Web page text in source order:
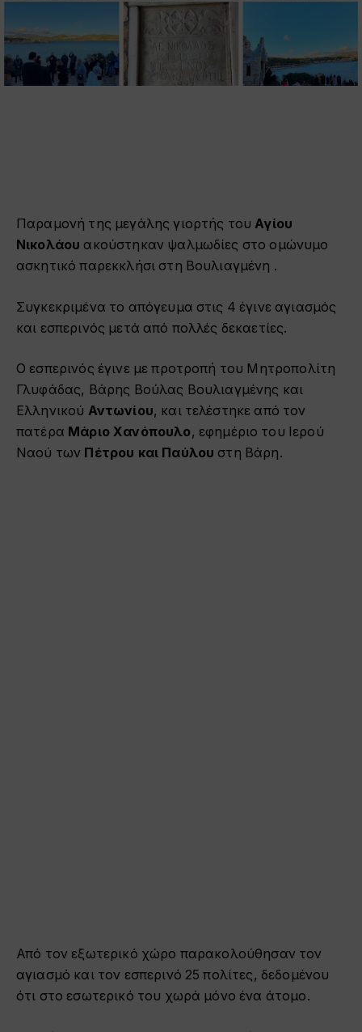
Παραμονή της μεγάλης γιορτής τουΑγίου
Νικολάου ακούστηκαν ψαλμωδίες στο ομώνυμο
ασκητικό παρεκκλήσι στη Βουλιαγμένη .
Συγκεκριμένα το απόγευμα στις 4 έγινε αγιασμός
και εσπερινός μετά από πολλές δεκαετίες.
O εσπερινός έγινε με προτροπή του Μητροπολίτη
Γλυφάδας, Βάρης Βούλας Βουλιαγμένης και
Ελληνικού Αντωνίου, και τελέστηκε από τον
πατέρα Μάριο Χανόπουλο, εφημέριο του Ιερού
Ναού των Πέτρου και Παύλου στη Βάρη.
Από τον εξωτερικό χώρο παρακολούθησαν τον
αγιασμό και τον εσπερινό 25 πολίτες, δεδομένου
ότι στο εσωτερικό του χωρά μόνο ένα άτομο.